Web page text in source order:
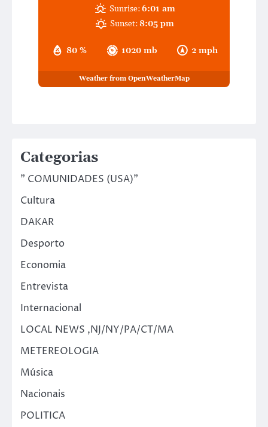
80 % 1020 mb 2 mph
Sunrise:6:01 am
Sunset:8:05 pm
Weather from OpenWeatherMap
Categorias
" COMUNIDADES (USA)"
Cultura
DAKAR
Desporto
Economia
Entrevista
Internacional
LOCAL NEWS ,NJ/NY/PA/CT/MA
METEREOLOGIA
Música
Nacionais
POLITICA